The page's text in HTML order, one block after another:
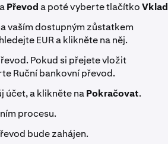
Převoda poté vyberte tlačítkoVklad
vaším dostupným zůstatkem
EUR a klikněte na něj.
Pokud si přejete vložit
Ruční bankovní převod.
účet, a klikněte naPokračovat.
procesu.
bude zahájen.